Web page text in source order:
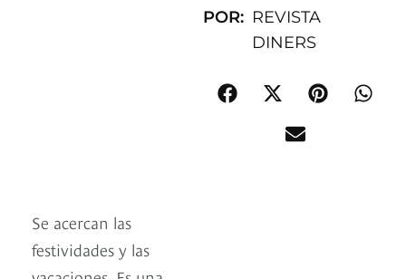
POR: REVISTA
DINERS
Se acercan las
festividades y las